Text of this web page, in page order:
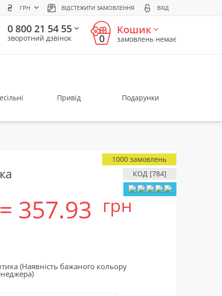
ГРН ВІДСТЕЖИТИ ЗАМОВЛЕННЯ ВХІД
0 800 21 54 55
зворотний дзвінок 0
Кошик
замовлень немає
Привід Подарунки
КОД [784]
1000 замовлень
357.93 грн
(Наявність бажаного кольору